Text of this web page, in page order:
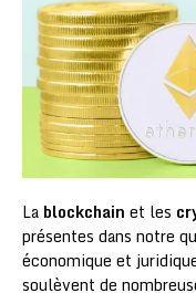
La blockchain et les
présentes dans notre
économique et
soulèvent de